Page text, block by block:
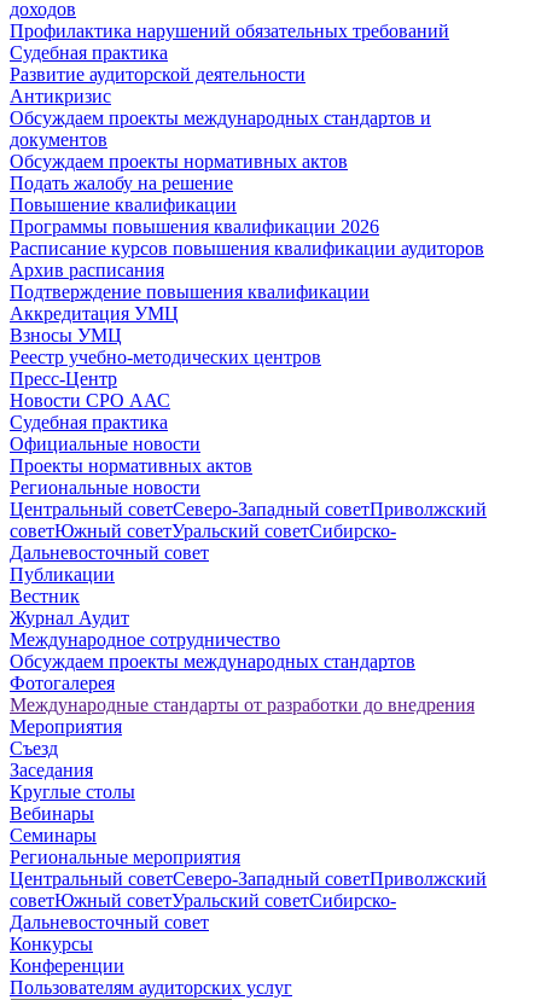
доходов
Профилактика нарушений обязательных требований
Судебная практика
Развитие аудиторской деятельности
Антикризис
Обсуждаем проекты международных стандартов и
документов
Обсуждаем проекты нормативных актов
Подать жалобу на решение
Повышение квалификации
Программы повышения квалификации 2026
Расписание курсов повышения квалификации аудиторов
Архив расписания
Подтверждение повышения квалификации
Аккредитация УМЦ
Взносы УМЦ
Реестр учебно-методических центров
Пресс-Центр
Новости СРО ААС
Судебная практика
Официальные новости
Проекты нормативных актов
Региональные новости
Центральный советСеверо-Западный советПриволжский
советЮжный советУральский советСибирско-
Дальневосточный совет
Публикации
Вестник
Журнал Аудит
Международное сотрудничество
Обсуждаем проекты международных стандартов
Фотогалерея
Международные стандарты от разработки до внедрения
Мероприятия
Съезд
Заседания
Круглые столы
Вебинары
Семинары
Региональные мероприятия
Центральный советСеверо-Западный советПриволжский
советЮжный советУральский советСибирско-
Дальневосточный совет
Конкурсы
Конференции
Пользователям аудиторских услуг